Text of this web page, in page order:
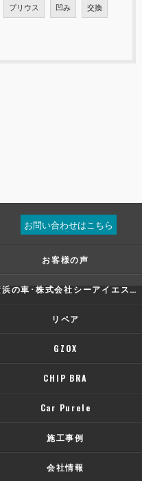
プリウス 凹み 交換
お問い合わせはこちら
お客様の声
横浜の車･株式会社シーアイエスの評判
リペア
GZOX
CHIP BRA
Car Purele
施工事例
会社情報